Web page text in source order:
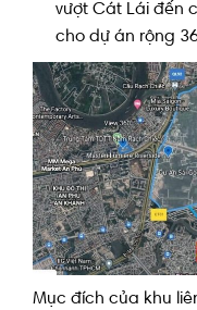
vượt Cát Lái đến
cho dự án rộng
Mục đích của khu